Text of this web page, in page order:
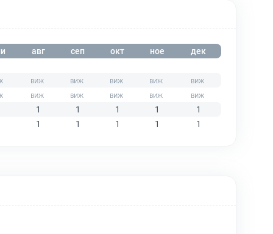
авг сеп окт ное дек
1 1 1 1
1
1
1 1 1 1